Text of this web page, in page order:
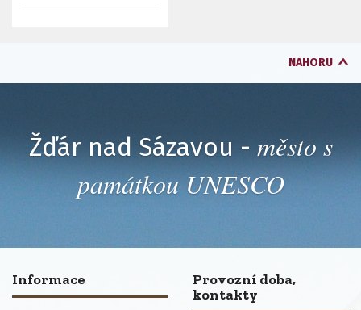
NAHORU
Žďár nad Sázavou - město s
památkou UNESCO
Informace
Provozní doba,
kontakty